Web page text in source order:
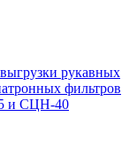
рукавных
фильтров
и СЦН-40